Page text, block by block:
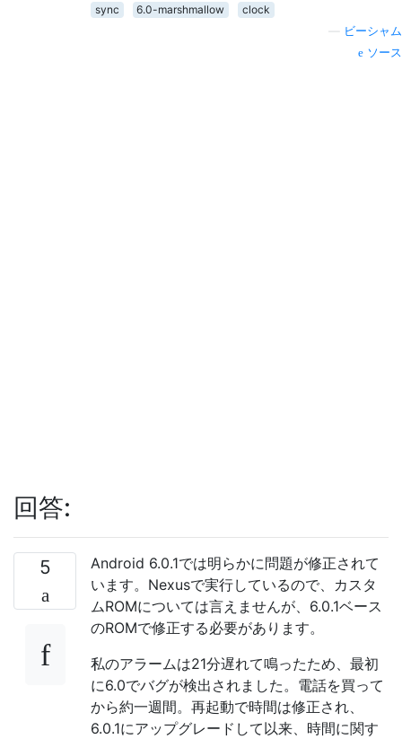
sync 6.0-marshmallow
clock
ビーシャム
ソース
回答:
5
Android 6.0.1では明らかに問題が修正されて
います。Nexusで実行しているので、カスタ
ムROMについては言えませんが、6.0.1ベース
のROMで修正する必要があります。
私のアラームは21分遅れて鳴ったため、最初
に6.0でバグが検出されました。電話を買って
から約一週間。再起動で時間は修正され、
6.0.1にアップグレードして以来、時間に関す